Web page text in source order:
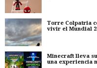
Torre Colpatria
vivir el Mundial
Minecraft lleva
una experiencia